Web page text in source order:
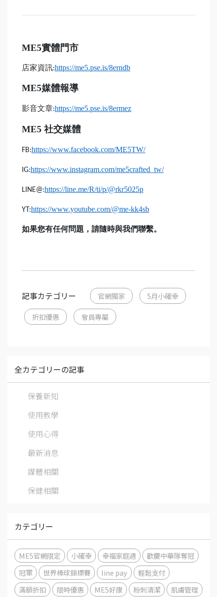
ME5實體門市
店家資訊:https://me5.pse.is/8erndb
ME5媒體報導
影音文章:https://me5.pse.is/8ermez
ME5 社交媒體
FB:https://www.facebook.com/ME5TW/
IG:https://www.instagram.com/me5crafted_tw/
LINE@:https://line.me/R/ti/p/@rkr5025p
YT:https://www.youtube.com/@me-kk4sb
如果您有任何問題，請隨時與我們聯繫。
記事カテゴリー 官網獨家 5月小確幸
折扣優惠 會員專屬
全カテゴリーの記事
保養新知
使用教學
使用心得
最新消息
媒體相關
保健相關
カテゴリー
ME5官網限定 小確幸 幸福家庭週
歡慶中華隊奪冠
冠軍
世界棒球錦標賽 line pay
輕鬆支付
滿額折扣
限時優惠 ME5好康 粉刺清潔 肌膚管理